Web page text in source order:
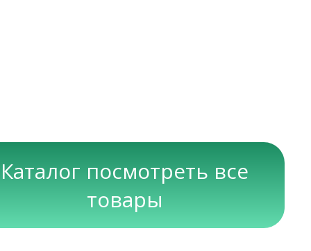
Каталог посмотреть все
товары